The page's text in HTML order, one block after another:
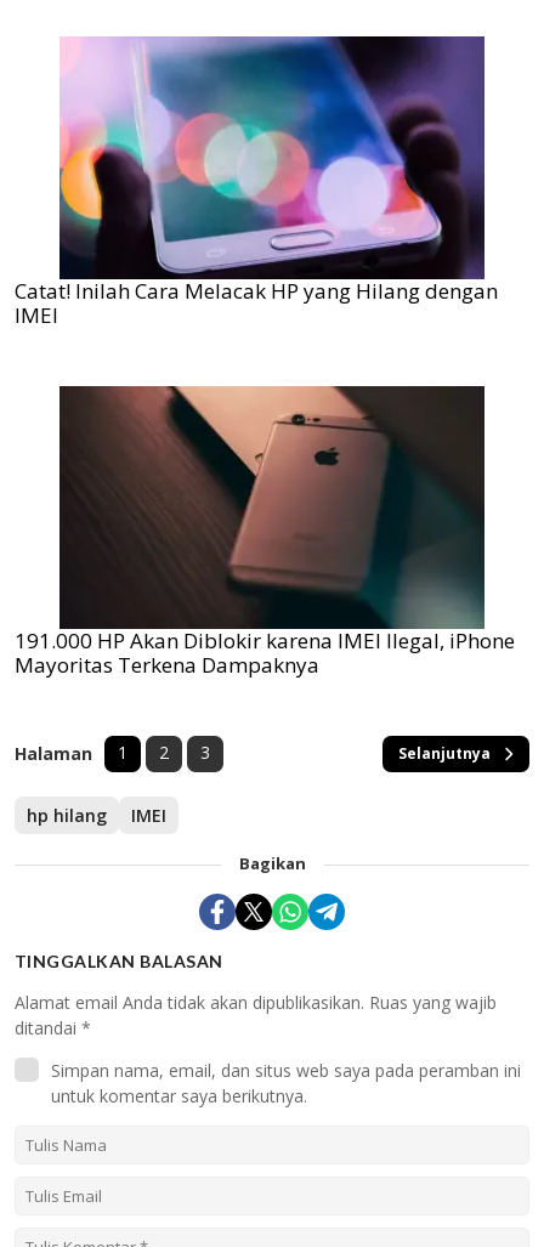
Catat! Inilah Cara Melacak HP yang Hilang dengan
IMEI
191.000 HP Akan Diblokir karena IMEI Ilegal, iPhone
Mayoritas Terkena Dampaknya
Halaman 1 2 3 Selanjutnya
hp hilang IMEI
Bagikan
TINGGALKAN BALASAN
Alamat email Anda tidak akan dipublikasikan. Ruas yang wajib
ditandai *
Simpan nama, email, dan situs web saya pada peramban ini
untuk komentar saya berikutnya.